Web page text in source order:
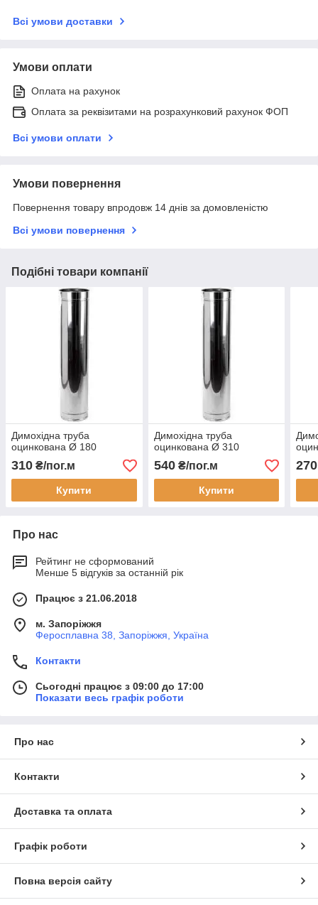
Всі умови доставки
Умови оплати
Оплата на рахунок
Оплата за реквізитами на розрахунковий рахунок ФОП
Всі умови оплати
Умови повернення
Повернення товару впродовж 14 днів за домовленістю
Всі умови повернення
Подібні товари компанії
Димохідна труба
оцинкована Ø 180
310 ₴/пог.м
Купити
Димохідна труба
оцинкована Ø 310
540₴/пог.м
Купити
270
Про нас
Рейтинг не сформований
Менше 5 відгуків за останній рік
Працює з 21.06.2018
м. Запоріжжя
Феросплавна 38, Запоріжжя, Україна
Контакти
Сьогодні працює з 09:00 до 17:00
Показати весь графік роботи
Про нас
Контакти
Доставка та оплата
Графік роботи
Повна версія сайту